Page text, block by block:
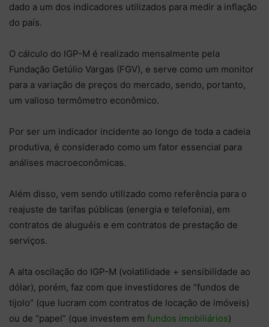
dado a um dos indicadores utilizados para medir a inflação
do país.
O cálculo do IGP-M é realizado mensalmente pela
Fundação Getúlio Vargas (FGV), e serve como um monitor
para a variação de preços do mercado, sendo, portanto,
um valioso termômetro econômico.
Por ser um indicador incidente ao longo de toda a cadeia
produtiva, é considerado como um fator essencial para
análises macroeconômicas.
Além disso, vem sendo utilizado como referência para o
reajuste de tarifas públicas (energia e telefonia), em
contratos de aluguéis e em contratos de prestação de
serviços.
A alta oscilação do IGP-M (volatilidade + sensibilidade ao
dólar), porém, faz com que investidores de “fundos de
tijolo” (que lucram com contratos de locação de imóveis)
ou de “papel” (que investem em fundos imobiliários)